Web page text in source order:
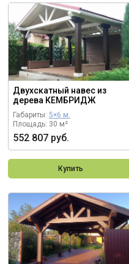
Двухскатный навес из
дерева КЕМБРИДЖ
Габариты: 5×6 м.
Площадь: 30 м²
552 807 руб.
Купить